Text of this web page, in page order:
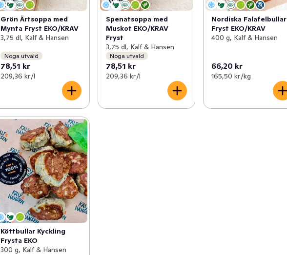
Grön Ärtsoppa med
Mynta Fryst EKO/KRAV
3,75 dl, Kalf & Hansen
Noga utvald
78,51 kr
209,36 kr /l
Spenatsoppa med
Muskot EKO/KRAV
Fryst
3,75 dl, Kalf & Hansen
Noga utvald
78,51 kr
209,36 kr /l
Nordiska Falafelbullar
Fryst EKO/KRAV
400 g, Kalf & Hansen
66,20 kr
165,50 kr /kg
Köttbullar Kyckling
Frysta EKO
300 g, Kalf & Hansen